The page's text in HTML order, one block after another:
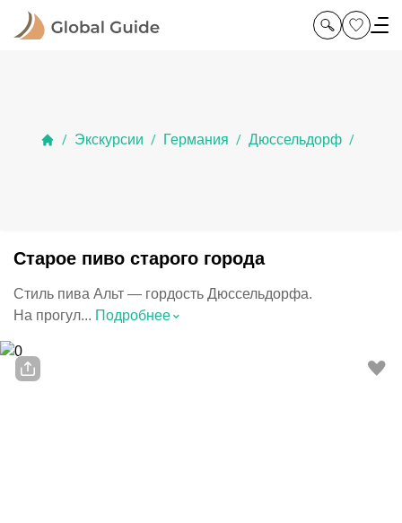
/ Экскурсии / Германия / Дюссельдорф /
Старое пиво старого города
Стиль пива Альт — гордость Дюссельдорфа.
На прогул... Подробнее⌃